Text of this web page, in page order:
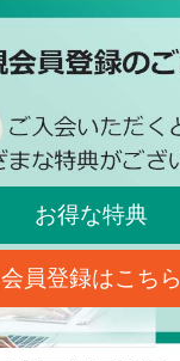
お得な特典
会員登録はこちら